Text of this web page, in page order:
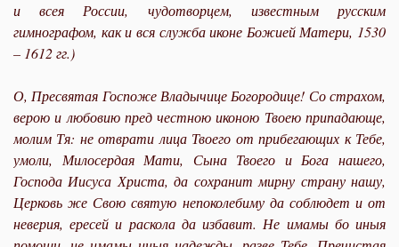
и всея России, чудотворцем, известным русским
гимнографом, как и вся служба иконе Божией Матери, 1530
– 1612 гг.)
О, Пресвятая Госпоже Владычице Богородице! Со страхом,
верою и любовию пред честною иконою Твоею припадающе,
молим Тя: не отврати лица Твоего от прибегающих к Тебе,
умоли, Милосердая Мати, Сына Твоего и Бога нашего,
Господа Иисуса Христа, да сохранит мирну страну нашу,
Церковь же Свою святую непоколебиму да соблюдет и от
неверия, ересей и раскола да избавит. Не имамы бо иныя